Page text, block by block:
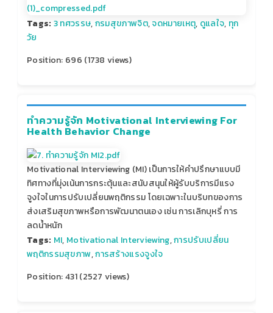
Tags: 3 ทศวรรษ,กรมสุขภาพจิต,จดหมายเหตุ, ดูแลใจ, ทุก
วัย
Position: 696 (1738 views)
ทำความรู้จัก Motivational Interviewing For
Health Behavior Change
Motivational Interviewing (MI) เป็นการให้คำปรึกษาแบบมี
ทิศทางที่มุ่งเน้นการกระตุ้นและสนับสนุนให้ผู้รับบริการมีแรง
จูงใจในการปรับเปลี่ยนพฤติกรรม โดยเฉพาะในบริบทของการ
ส่งเสริมสุขภาพหรือการพัฒนาตนเอง เช่น การเลิกบุหรี่ การ
ลดน้ำหนัก
Tags: MI, Motivational Interviewing,การปรับเปลี่ยน
พฤติกรรมสุขภาพ,การสร้างแรงจูงใจ
Position:431(2527 views)